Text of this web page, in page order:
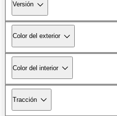
Versión
Color del exterior
Color del interior
Tracción